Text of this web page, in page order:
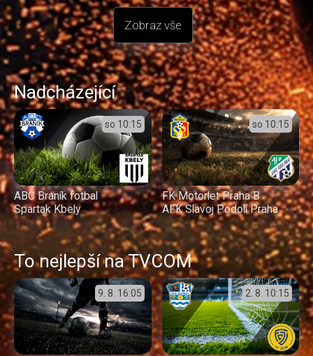
Zobraz vše
Nadcházející
so 10:15
ABC Braník fotbal
Spartak Kbely
so 10:15
FK Motorlet Praha B
AFK Slavoj Podolí Praha
To nejlepší na TVCOM
9. 8. 16:05 2. 8. 10:15